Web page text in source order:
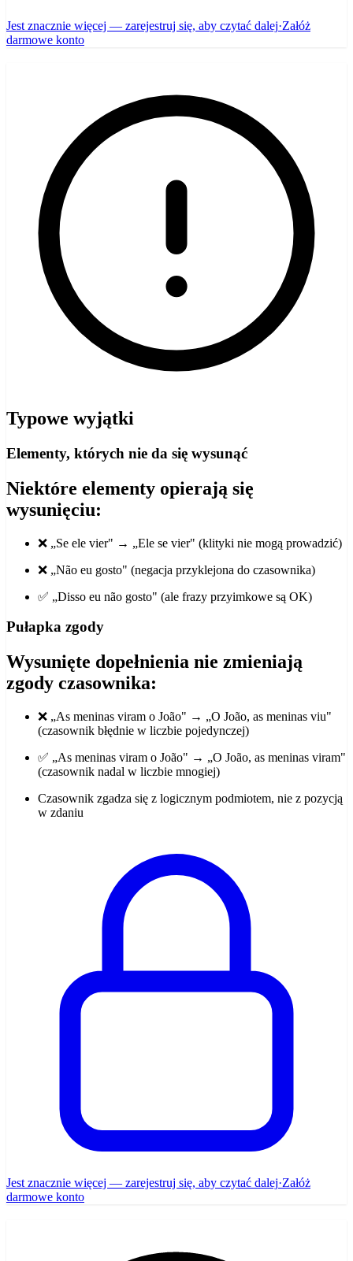
Jest znacznie więcej — zarejestruj się, aby czytać dalej·Załóż
darmowe konto
Typowe wyjątki
Elementy, których nie da się wysunąć
Niektóre elementy opierają się
wysunięciu:
❌ „Se ele vier" → „Ele se vier" (klityki nie mogą prowadzić)
❌ „Não eu gosto" (negacja przyklejona do czasownika)
✅ „Disso eu não gosto" (ale frazy przyimkowe są OK)
Pułapka zgody
Wysunięte dopełnienia nie zmieniają
zgody czasownika:
❌ „As meninas viram o João" → „O João, as meninas viu"
(czasownik błędnie w liczbie pojedynczej)
✅ „As meninas viram o João" → „O João, as meninas viram"
(czasownik nadal w liczbie mnogiej)
Czasownik zgadza się z logicznym podmiotem, nie z pozycją
w zdaniu
Jest znacznie więcej — zarejestruj się, aby czytać dalej·Załóż
darmowe konto